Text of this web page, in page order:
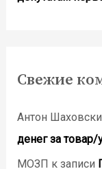
Свежие
Антон
денег за товар/
МОЗП к записи